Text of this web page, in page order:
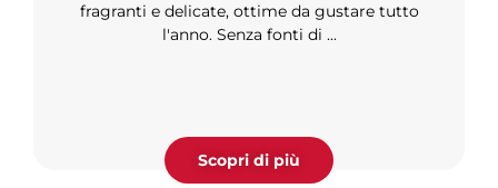
fragranti e delicate, ottime da gustare tutto
l'anno. Senza fonti di ...
Scopri di più